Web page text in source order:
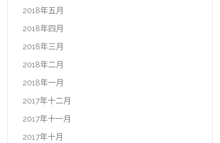
2018年五月
2018年四月
2018年三月
2018年二月
2018年一月
2017年十二月
2017年十一月
2017年十月